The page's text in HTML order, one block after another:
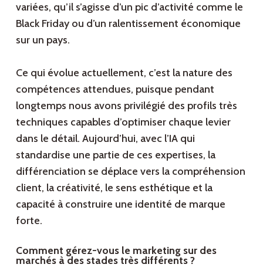
variées, qu’il s’agisse d’un pic d’activité comme le
Black Friday ou d’un ralentissement économique
sur un pays.
Ce qui évolue actuellement, c’est la nature des
compétences attendues, puisque pendant
longtemps nous avons privilégié des profils très
techniques capables d’optimiser chaque levier
dans le détail. Aujourd’hui, avec l’IA qui
standardise une partie de ces expertises, la
différenciation se déplace vers la compréhension
client, la créativité, le sens esthétique et la
capacité à construire une identité de marque
forte.
Comment gérez-vous le marketing sur des
marchés à des stades très différents ?